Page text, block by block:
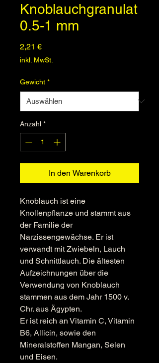
Knoblauchgranulat
0.5-1 mm
2,21 €Preis
inkl. MwSt.
Gewicht *
Anzahl *
In den Warenkorb
Knoblauch ist eine
Knollenpflanze und stammt aus
der Familie der
Narzissengewächse. Er ist
verwandt mit Zwiebeln, Lauch
und Schnittlauch. Die ältesten
Aufzeichnungen über die
Verwendung von Knoblauch
stammen aus dem Jahr 1500 v.
Chr. aus Ägypten.
Er ist reich an Vitamin C, Vitamin
B6, Allicin, sowie den
Mineralstoffen Mangan, Selen
und Eisen.